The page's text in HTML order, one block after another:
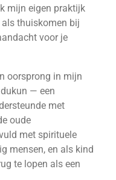
mijn eigen praktijk
thuiskomen bij
voor je
oorsprong in mijn
— een
met
oude
met spirituele
mensen, en als kind
te lopen als een